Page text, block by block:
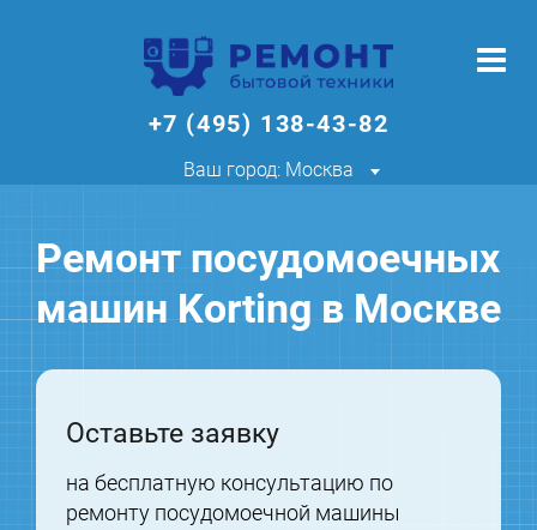
+7 (495) 138-43-82
Ваш город: Москва
Ремонт посудомоечных
машин Korting в Москве
Оставьте заявку
на бесплатную консультацию по
ремонту посудомоечной машины